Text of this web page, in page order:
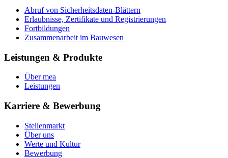
Abruf von Sicherheitsdaten-Blättern
Erlaubnisse, Zertifikate und Registrierungen
Fortbildungen
Zusammenarbeit im Bauwesen
Leistungen & Produkte
Über mea
Leistungen
Karriere & Bewerbung
Stellenmarkt
Über uns
Werte und Kultur
Bewerbung